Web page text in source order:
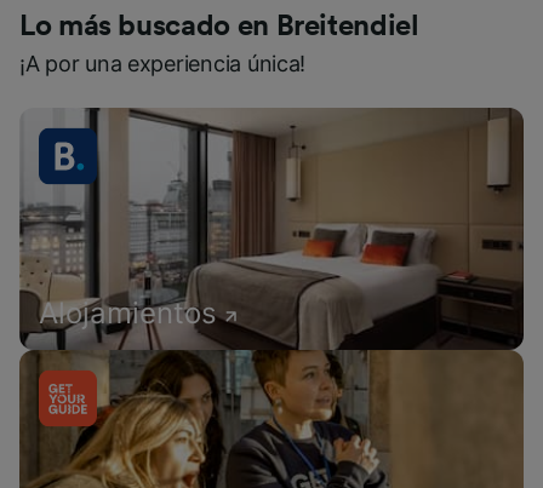
Lo más buscado en Breitendiel
¡A por una experiencia única!
Alojamientos